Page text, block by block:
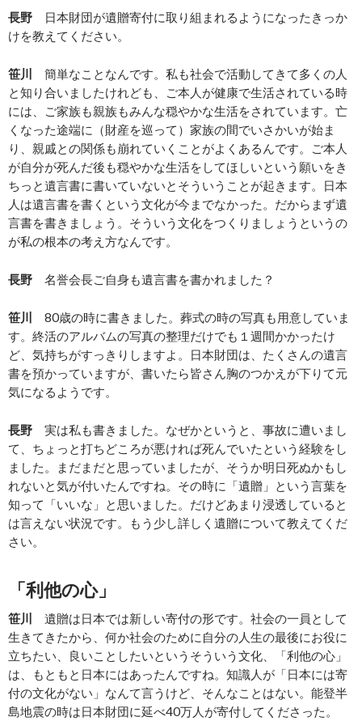
長野 日本財団が遺贈寄付に取り組まれるようになったきっか
けを教えてください。
笹川
簡単なことなんです。私も社会で活動してきて多くの人
と知り合いましたけれども、ご本人が健康で生活されている時
には、ご家族も親族もみんな穏やかな生活をされています。亡
くなった途端に（財産を巡って）家族の間でいさかいが始ま
り、親戚との関係も崩れていくことがよくあるんです。ご本人
が自分が死んだ後も穏やかな生活をしてほしいという願いをき
ちっと遺言書に書いていないとそういうことが起きます。日本
人は遺言書を書くという文化が今までなかった。だからまず遺
言書を書きましょう。そういう文化をつくりましょうというの
が私の根本の考え方なんです。
長野 名誉会長ご自身も遺言書を書かれました？
笹川
80歳の時に書きました。葬式の時の写真も用意していま
す。終活のアルバムの写真の整理だけでも１週間かかったけ
ど、気持ちがすっきりしますよ。日本財団は、たくさんの遺言
書を預かっていますが、書いたら皆さん胸のつかえが下りて元
気になるようです。
長野 実は私も書きました。なぜかというと、事故に遭いまし
て、ちょっと打ちどころが悪ければ死んでいたという経験をし
ました。まだまだと思っていましたが、そうか明日死ぬかもし
れないと気が付いたんですね。その時に「遺贈」という言葉を
知って「いいな」と思いました。だけどあまり浸透していると
は言えない状況です。もう少し詳しく遺贈について教えてくだ
さい。
「利他の心」
笹川
遺贈は日本では新しい寄付の形です。社会の一員として
生きてきたから、何か社会のために自分の人生の最後にお役に
立ちたい、良いことしたいというそういう文化、「利他の心」
は、もともと日本にはあったんですね。知識人が「日本には寄
付の文化がない」なんて言うけど、そんなことはない。能登半
島地震の時は日本財団に延べ40万人が寄付してくださった。